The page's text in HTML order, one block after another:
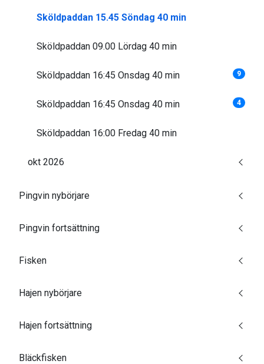
Sköldpaddan 15.45 Söndag 40 min
Sköldpaddan 09.00 Lördag 40 min
Sköldpaddan 16:45 Onsdag 40 min 9
Sköldpaddan 16:45 Onsdag 40 min 4
Sköldpaddan 16:00 Fredag 40 min
okt 2026
Pingvin nybörjare
Pingvin fortsättning
Fisken
Hajen nybörjare
Hajen fortsättning
Bläckfisken